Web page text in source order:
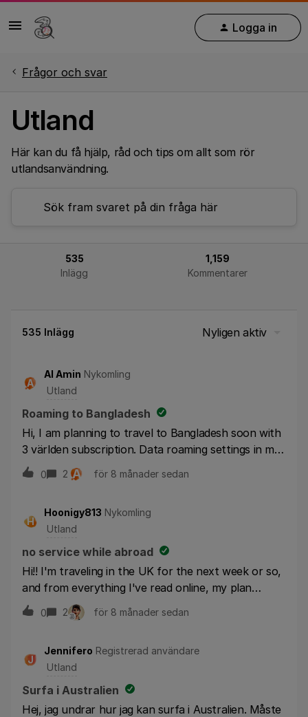
Logga in
Frågor och svar
Utland
Här kan du få hjälp, råd och tips om allt som rör
utlandsanvändning.
535
Inlägg
1,159
Kommentarer
535 Inlägg Nyligen aktiv
A
Al Amin Nykomling
Utland
Roaming to Bangladesh
Hi, I am planning to travel to Bangladesh soon with
3 världen subscription. Data roaming settings in my
device is activated. Will I be able to use data in
Bangladesh like the way I do in Sweden without any
0 2 A för 8 månader sedan
H
Hoonigy813 Nykomling
Utland
no service while abroad
Hi!! I'm traveling in the UK for the next week or so,
and from everything I've read online, my plan
should allow me to use my service as usual, but I
can't get it working. Do I need to have roaming on?
0 2 för 8 månader sedan
J
Jennifero Registrerad användare
Utland
Surfa i Australien
Hej, jag undrar hur jag kan surfa i Australien. Måste